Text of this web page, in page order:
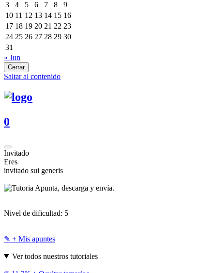
3
4 5 6 7 8
9
10 11 12 13 14 15 16
17 18 19 20 21 22 23
24 25 26 27 28 29 30
31
« Jun
Cerrar
Saltar al contenido
0
Invitado
Eres
invitado sui generis
Apunta, descarga y envía.
Nivel de dificultad: 5
✎ + Mis apuntes
Ver todos nuestros tutoriales